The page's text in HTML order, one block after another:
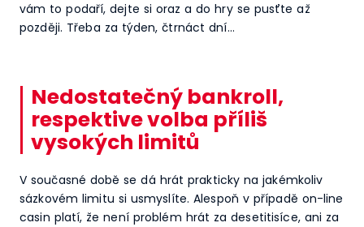
vám to podaří, dejte si oraz a do hry se pusťte až
později. Třeba za týden, čtrnáct dní…
Nedostatečný bankroll,
respektive volba příliš
vysokých limitů
V současné době se dá hrát prakticky na jakémkoliv
sázkovém limitu si usmyslíte. Alespoň v případě on-line
casin platí, že není problém hrát za desetitisíce, ani za